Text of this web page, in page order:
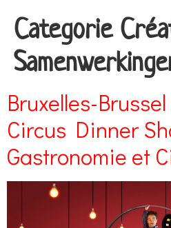
Categorie
Bruxelles-
Circus Dinner
Gastronomie et